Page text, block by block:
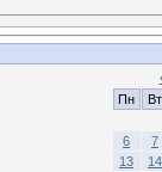
Пн
Вт
6
7
13
14